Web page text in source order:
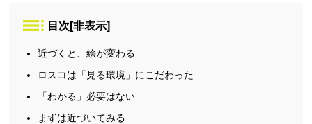
目次 [非表示]
近づくと、絵が変わる
ロスコは「見る環境」にこだわった
「わかる」必要はない
まずは近づいてみる